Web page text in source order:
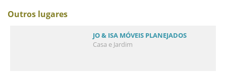
Outros lugares
JO & ISA MÓVEIS PLANEJADOS
Casa e Jardim